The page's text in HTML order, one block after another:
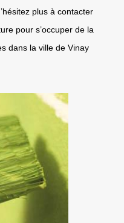
plus à contacter
pour s’occuper de la
dans la ville de Vinay